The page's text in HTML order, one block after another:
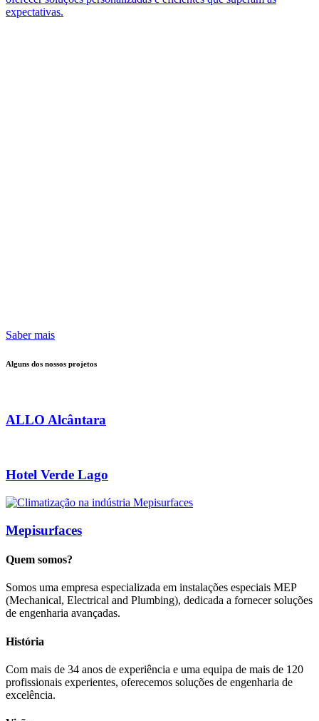
expectativas.
Saber mais
Alguns dos nossos projetos
ALLO Alcântara
Hotel Verde Lago
Mepisurfaces
Quem somos?
Somos uma empresa especializada em instalações especiais MEP
(Mechanical, Electrical and Plumbing), dedicada a fornecer soluções
de engenharia avançadas.
História
Com mais de 34 anos de experiência e uma equipa de mais de 120
profissionais experientes, oferecemos soluções de engenharia de
excelência.